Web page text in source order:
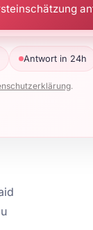
Antwort in 24h
.